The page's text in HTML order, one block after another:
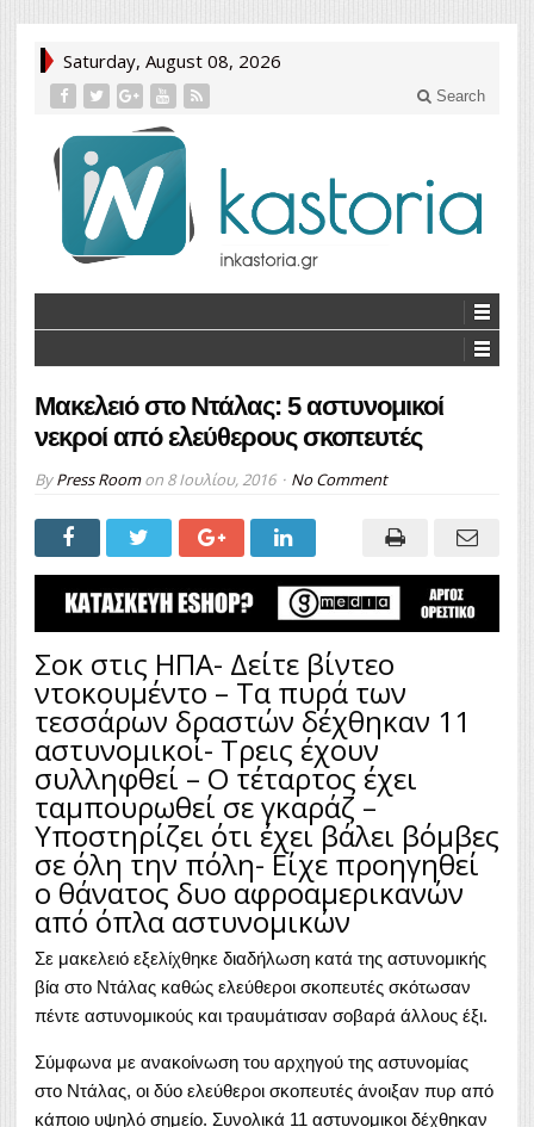
Saturday, August 08, 2026
Search
Μακελειό στο Ντάλας: 5 αστυνομικοί
νεκροί από ελεύθερους σκοπευτές
ByPress Roomon 8 Ιουλίου, 2016 No Comment
Σοκ στις ΗΠΑ- Δείτε βίντεο
ντοκουμέντο – Τα πυρά των
τεσσάρων δραστών δέχθηκαν 11
αστυνομικοί- Τρεις έχουν
συλληφθεί – Ο τέταρτος έχει
ταμπουρωθεί σε γκαράζ –
Υποστηρίζει ότι έχει βάλει βόμβες
σε όλη την πόλη- Είχε προηγηθεί
ο θάνατος δυο αφροαμερικανών
από όπλα αστυνομικών
Σε μακελειό εξελίχθηκε διαδήλωση κατά της αστυνομικής
βία στο Ντάλας καθώς ελεύθεροι σκοπευτές σκότωσαν
πέντε αστυνομικούς και τραυμάτισαν σοβαρά άλλους έξι.
Σύμφωνα με ανακοίνωση του αρχηγού της αστυνομίας
στο Ντάλας, οι δύο ελεύθεροι σκοπευτές άνοιξαν πυρ από
κάποιο υψηλό σημείο. Συνολικά 11 αστυνομικοι δέχθηκαν